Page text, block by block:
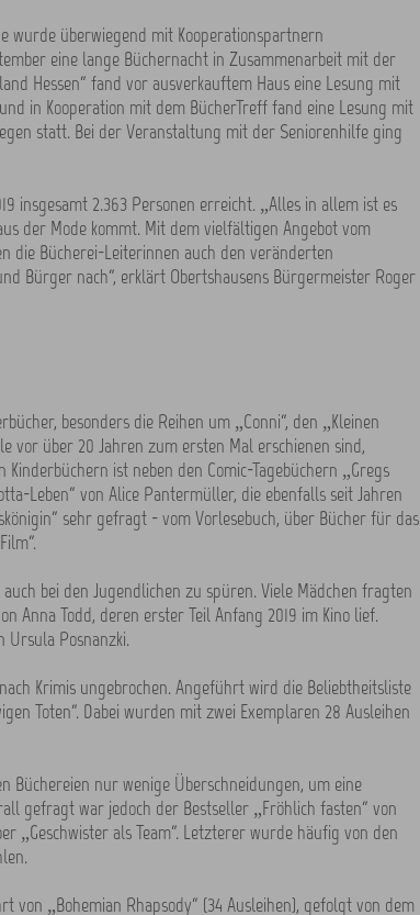
wurde überwiegend mit Kooperationspartnern
eine lange Büchernacht in Zusammenarbeit mit der
Hessen“ fand vor ausverkauftem Haus eine Lesung mit
in Kooperation mit dem BücherTreff fand eine Lesung mit
statt. Bei der Veranstaltung mit der Seniorenhilfe ging
insgesamt 2.363 Personen erreicht. „Alles in allem ist es
der Mode kommt. Mit dem vielfältigen Angebot vom
die Bücherei-Leiterinnen auch den veränderten
Bürger nach“, erklärt Obertshausens Bürgermeister Roger
besonders die Reihen um „Conni“, den „Kleinen
vor über 20 Jahren zum ersten Mal erschienen sind,
ist neben den Comic-Tagebüchern „Gregs
Leben“ von Alice Pantermüller, die ebenfalls seit Jahren
sehr gefragt - vom Vorlesebuch, über Bücher für das
bei den Jugendlichen zu spüren. Viele Mädchen fragten
Anna Todd, deren erster Teil Anfang 2019 im Kino lief.
Ursula Posnanzki.
Krimis ungebrochen. Angeführt wird die Beliebtheitsliste
Toten“. Dabei wurden mit zwei Exemplaren 28 Ausleihen
Büchereien nur wenige Überschneidungen, um eine
gefragt war jedoch der Bestseller „Fröhlich fasten“ von
„Geschwister als Team“. Letzterer wurde häufig von den
von „Bohemian Rhapsody“ (34 Ausleihen), gefolgt von dem